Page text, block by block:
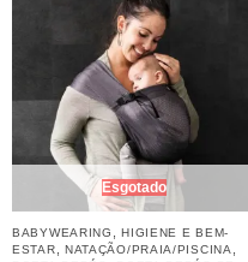
Esgotado
BABYWEARING ,HIGIENE E BEM-
ESTAR
NATAÇÃO/PRAIA/PISCINA